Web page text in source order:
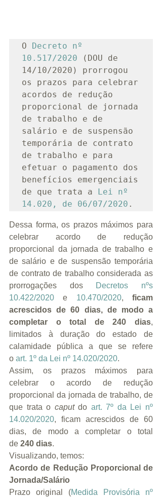
O Decreto nº
10.517/2020 (DOU de
14/10/2020) prorrogou
os prazos para celebrar
acordos de redução
proporcional de jornada
de trabalho e de
salário e de suspensão
temporária de contrato
de trabalho e para
efetuar o pagamento dos
benefícios emergenciais
de que trata a Lei nº
14.020, de 06/07/2020 .
Dessa forma, os prazos máximos para
celebrar acordo de redução
proporcional da jornada de trabalho e
de salário e de suspensão temporária
de contrato de trabalho considerada as
prorrogações dos Decretos nºs
10.422/2020 e 10.470/2020, ficam
acrescidos de 60 dias, de modo a
completar o total de 240 dias,
limitados à duração do estado de
calamidade pública a que se refere
o art. 1º da Lei nº 14.020/2020.
Assim, os prazos máximos para
celebrar o acordo de redução
proporcional da jornada de trabalho, de
que trata o caput do art. 7º da Lei nº
14.020/2020, ficam acrescidos de 60
dias, de modo a completar o total
de 240 dias.
Visualizando, temos:
Acordo de Redução Proporcional de
Jornada/Salário
Prazo original (Medida Provisória nº